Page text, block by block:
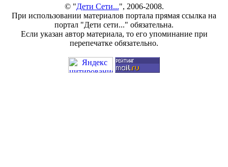
© "Дети Сети...", 2006-2008.
При использовании материалов портала прямая ссылка на
портал "Дети сети..." обязательна.
Если указан автор материала, то его упоминание при
перепечатке обязательно.